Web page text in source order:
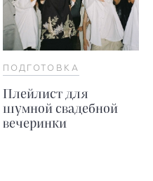
ПОДГОТОВКА
Плейлист для
шумной свадебной
вечеринки